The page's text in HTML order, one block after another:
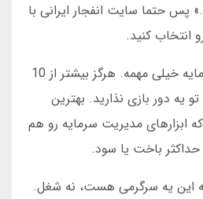
پس حتما سایت انفجار ایرانی با
انتخاب کنید.
در این بازی، مدیریت سرمایه خیلی مهمه. هرگز بیشتر از 10
یه دور بازی نذارید. بهترین
ابزارهای مدیریت سرمایه رو هم
باخت یا سود.
این یه سرگرمی هست، نه شغل.